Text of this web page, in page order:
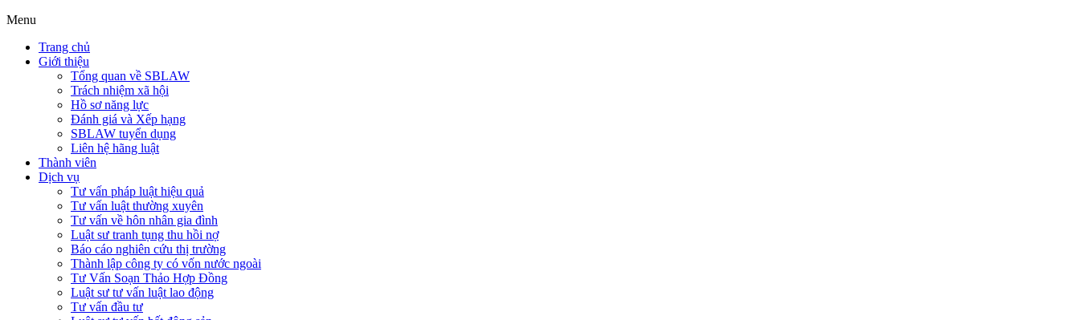
Menu
Trang chủ
Giới thiệu
Tổng quan về SBLAW
Trách nhiệm xã hội
Hồ sơ năng lực
Đánh giá và Xếp hạng
SBLAW tuyển dụng
Liên hệ hãng luật
Thành viên
Dịch vụ
Tư vấn pháp luật hiệu quả
Tư vấn luật thường xuyên
Tư vấn về hôn nhân gia đình
Luật sư tranh tụng thu hồi nợ
Báo cáo nghiên cứu thị trường
Thành lập công ty có vốn nước ngoài
Tư Vấn Soạn Thảo Hợp Đồng
Luật sư tư vấn luật lao động
Tư vấn đầu tư